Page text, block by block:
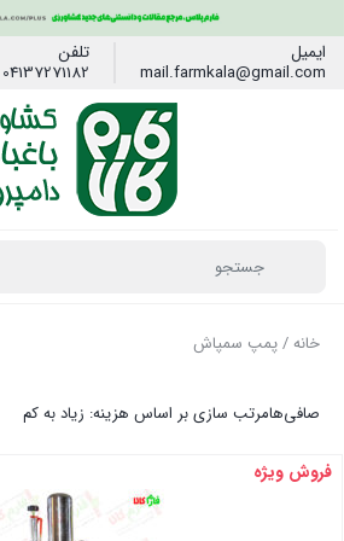
ایمیل
mail.farmkala@gmail.com
تلفن
04137271182
خانه/ پمپ سمپاش
صافی‌هامرتب سازی بر اساس هزینه: زیاد به کم
فروش ویژه